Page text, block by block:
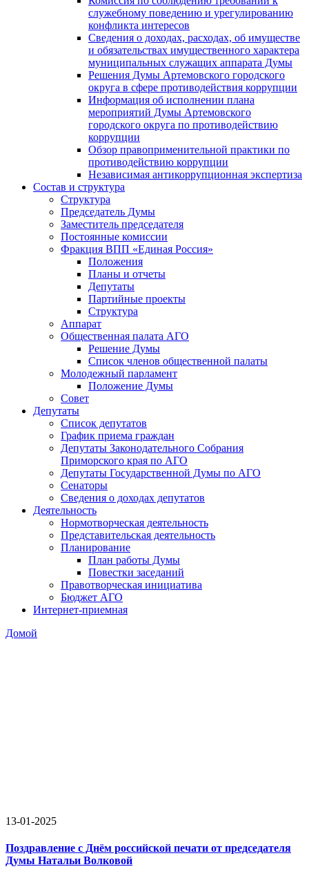
служебному поведению и урегулированию
конфликта интересов
Сведения о доходах, расходах, об имуществе
и обязательствах имущественного характера
муниципальных служащих аппарата Думы
Решения Думы Артемовского городского
округа в сфере противодействия коррупции
Информация об исполнении плана
мероприятий Думы Артемовского
городского округа по противодействию
коррупции
Обзор правоприменительной практики по
противодействию коррупции
Независимая антикоррупционная экспертиза
Состав и структура
Структура
Председатель Думы
Заместитель председателя
Постоянные комиссии
Фракция ВПП «Единая Россия»
Положения
Планы и отчеты
Депутаты
Партийные проекты
Структура
Аппарат
Общественная палата АГО
Решение Думы
Список членов общественной палаты
Молодежный парламент
Положение Думы
Совет
Депутаты
Список депутатов
График приема граждан
Депутаты Законодательного Собрания
Приморского края по АГО
Депутаты Государственной Думы по АГО
Сенаторы
Сведения о доходах депутатов
Деятельность
Нормотворческая деятельность
Представительская деятельность
Планирование
План работы Думы
Повестки заседаний
Правотворческая инициатива
Бюджет АГО
Интернет-приемная
Домой
13-01-2025
Поздравление с Днём российской печати от председателя
Думы Натальи Волковой